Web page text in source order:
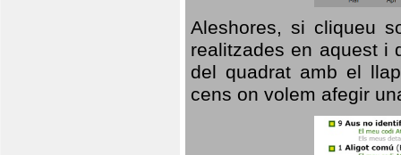
Aleshores, si cliqueu
realitzades en aquest i
del quadrat amb el
cens on volem afegir